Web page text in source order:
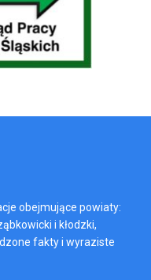
obejmujące powiaty:
i kłodzki,
fakty i wyraziste